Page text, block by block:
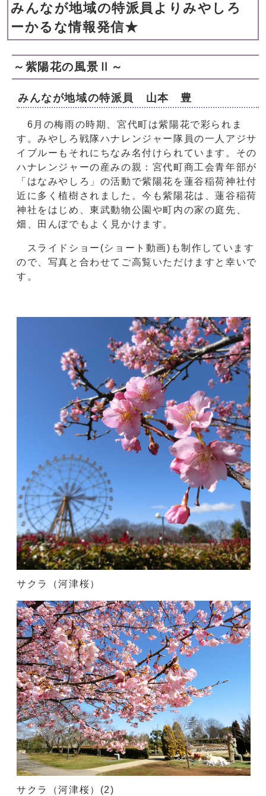
みんなが地域の特派員よりみやしろ
ーかるな情報発信★
～紫陽花の風景Ⅱ～
みんなが地域の特派員 山本 豊
6月の梅雨の時期、宮代町は紫陽花で彩られま
す。みやしろ戦隊ハナレンジャー隊員の一人アジサ
イブルーもそれにちなみ名付けられています。その
ハナレンジャーの産みの親：宮代町商工会青年部が
「はなみやしろ」の活動で紫陽花を蓮谷稲荷神社付
近に多く植樹されました。今も紫陽花は、蓮谷稲荷
神社をはじめ、東武動物公園や町内の家の庭先、
畑、田んぼでもよく見かけます。
スライドショー(ショート動画)も制作しています
ので、写真と合わせてご高覧いただけますと幸いで
す。
サクラ（河津桜）
サクラ（河津桜）(2)